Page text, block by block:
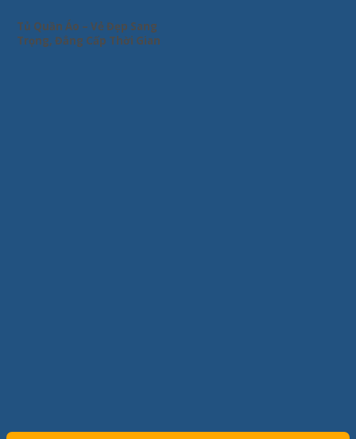
Tủ Quần Áo – Vẻ Đẹp Sang
Trọng, Đẳng Cấp Thời Gian